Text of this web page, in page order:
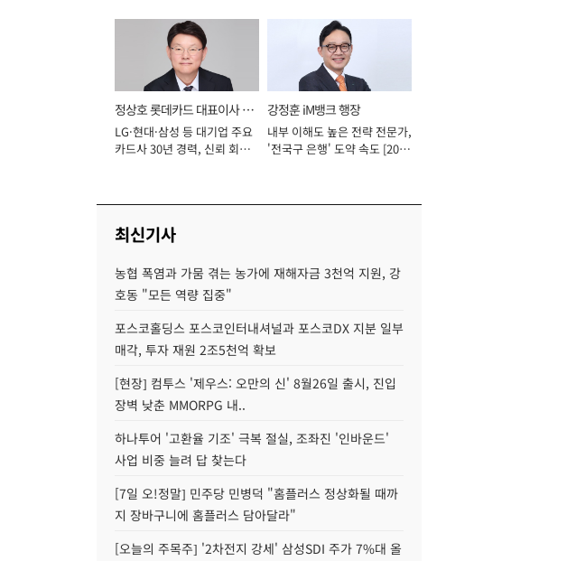
정상호 롯데카드 대표이사 사
장
LG·현대·삼성 등 대기업 주요
카드사 30년 경력, 신뢰 회복
강정훈 iM뱅크 행장
내부 이해도 높은 전략 전문가,
'전국구 은행' 도약 속도 [2026
최신기사
농협 폭염과 가뭄 겪는 농가에 재해자금 3천억 지원, 강
호동 "모든 역량 집중"
포스코홀딩스 포스코인터내셔널과 포스코DX 지분 일부
매각, 투자 재원 2조5천억 확보
[현장] 컴투스 '제우스: 오만의 신' 8월26일 출시, 진입
장벽 낮춘 MMORPG 내..
하나투어 '고환율 기조' 극복 절실, 조좌진 '인바운드'
사업 비중 늘려 답 찾는다
[7일 오!정말] 민주당 민병덕 "홈플러스 정상화될 때까
지 장바구니에 홈플러스 담아달라"
[오늘의 주목주] '2차전지 강세' 삼성SDI 주가 7%대 올